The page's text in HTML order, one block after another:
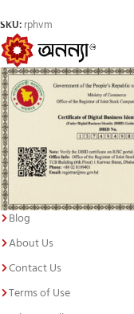
SKU: rphvm
Blog
About Us
Contact Us
Terms of Use